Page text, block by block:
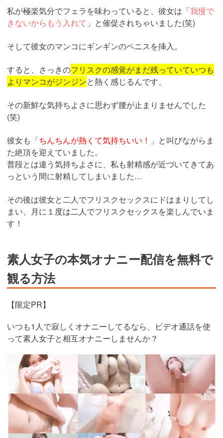
私が極楽気分でフェラを味わっていると、彼女は「我慢で
きないからもう入れて 」と催促されちゃいました(笑)
そして彼女のマンコにギンギンのペニスを挿入。
すると、さっきのフリスクの感覚がまだ残っていていつも
よりマンコがジンジンと熱く感じるんです。
その新鮮な気持ちよさに思わず腰が止まりませんでした
(笑)
彼女も「ちんちんが熱くて気持ちいい！ 」と叫びながらま
た絶頂を迎えていました。
普段とは違う気持ちよさに、私も射精感が近づいてきてあ
っという間に射精してしまいました…
その後は彼女と二人でフリスクセックスにドはまりしてし
まい、月に１度は二人でフリスクセックスを楽しんでいま
す！
素人女子の本気オナニー配信を無料で
観る方法
【限定PR】
いつも1人で寂しくオナニーしてるなら、ビデオ通話を使
って素人女子と相互オナニーしませんか？
https://www.j-
live.tv/LiveChat/acs.php?
si=jwchatt&pid=MLA5661_0004&pa=lp40.php